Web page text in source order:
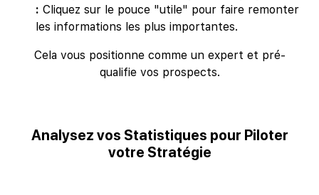
: Cliquez sur le pouce "utile" pour faire remonter
les informations les plus importantes.
Cela vous positionne comme un expert et pré-
qualifie vos prospects.
Analysez vos Statistiques pour Piloter
votre Stratégie